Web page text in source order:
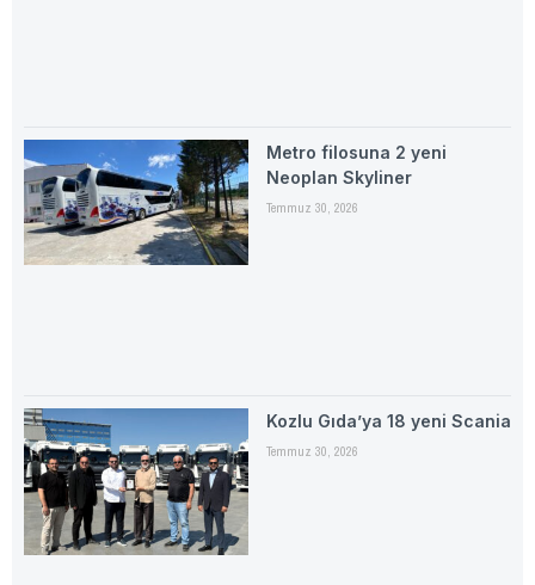
Metro filosuna 2 yeni
Neoplan Skyliner
Temmuz 30, 2026
Kozlu Gıda’ya 18 yeni Scania
Temmuz 30, 2026